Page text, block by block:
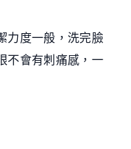
力度一般，洗完臉
不會有刺痛感，一